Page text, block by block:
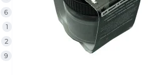
6
1
2
9